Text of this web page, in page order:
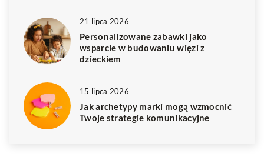
21 lipca 2026
Personalizowane zabawki jako
wsparcie w budowaniu więzi z
dzieckiem
15 lipca 2026
Jak archetypy marki mogą wzmocnić
Twoje strategie komunikacyjne